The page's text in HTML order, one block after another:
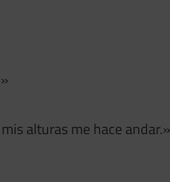
alturas me hace andar.»